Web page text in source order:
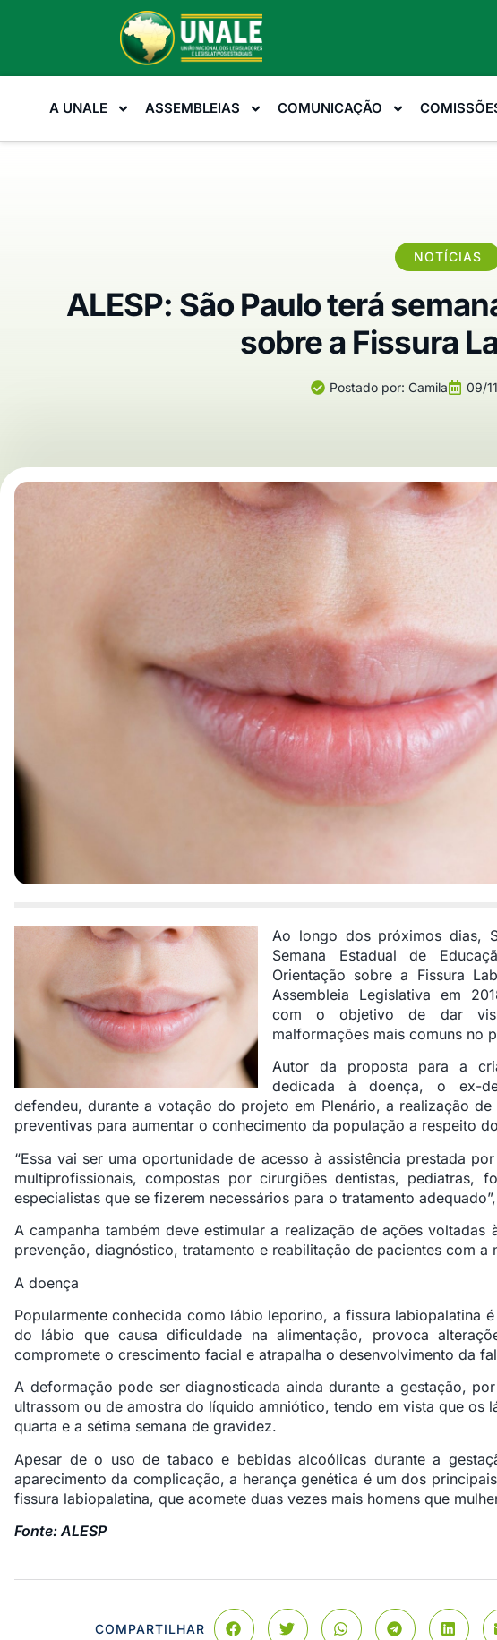
A UNALE ASSEMBLEIAS COMUNICAÇÃO
NOTÍCIAS
ALESP: São Paulo terá
sobre a Fissura
Postado por: Camila 09/
Ao longo dos próximos dias,
Semana Estadual de
Orientação sobre a Fissura
Assembleia Legislativa em
com o objetivo de dar
malformações mais comuns no
Autor da proposta para a
dedicada à doença, o ex-
defendeu, durante a votação do projeto em Plenário, a realização
preventivas para aumentar o conhecimento da população a respeito
“Essa vai ser uma oportunidade de acesso à assistência prestada
multiprofissionais, compostas por cirurgiões dentistas, pediatras,
especialistas que se fizerem necessários para o tratamento
A campanha também deve estimular a realização de ações voltadas
prevenção, diagnóstico, tratamento e reabilitação de pacientes com a
A doença
Popularmente conhecida como lábio leporino, a fissura labiopalatina
do lábio que causa dificuldade na alimentação, provoca
compromete o crescimento facial e atrapalha o desenvolvimento da
A deformação pode ser diagnosticada ainda durante a gestação,
ultrassom ou de amostra do líquido amniótico, tendo em vista que os
quarta e a sétima semana de gravidez.
Apesar de o uso de tabaco e bebidas alcoólicas durante a
aparecimento da complicação, a herança genética é um dos
fissura labiopalatina, que acomete duas vezes mais homens que
Fonte: ALESP
COMPARTILHAR